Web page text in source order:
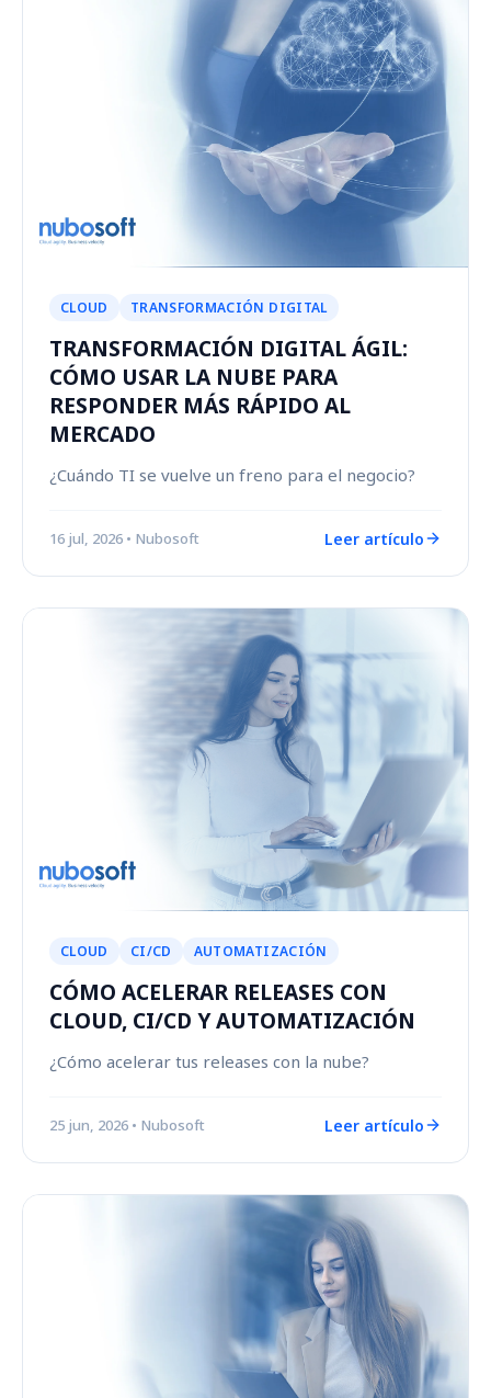
CLOUD TRANSFORMACIÓN DIGITAL
TRANSFORMACIÓN DIGITAL ÁGIL:
CÓMO USAR LA NUBE PARA
RESPONDER MÁS RÁPIDO AL
MERCADO
¿Cuándo TI se vuelve un freno para el negocio?
16 jul, 2026 • Nubosoft Leer artículo
CLOUD CI/CD AUTOMATIZACIÓN
CÓMO ACELERAR RELEASES CON
CLOUD, CI/CD Y AUTOMATIZACIÓN
¿Cómo acelerar tus releases con la nube?
25 jun, 2026 • Nubosoft Leer artículo